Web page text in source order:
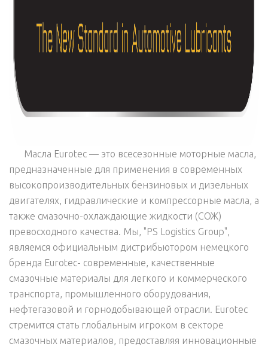
Масла Eurotec — это всесезонные моторные масла,
предназначенные для применения в современных
высокопроизводительных бензиновых и дизельных
двигателях, гидравлические и компрессорные масла, а
также смазочно-охлаждающие жидкости (СОЖ)
превосходного качества. Мы, "PS Logistics Group",
являемся официальным дистрибьютором немецкого
бренда Eurotec- современные, качественные
смазочные материалы для легкого и коммерческого
транспорта, промышленного оборудования,
нефтегазовой и горнодобывающей отрасли. Eurotec
стремится стать глобальным игроком в секторе
смазочных материалов, предоставляя инновационные